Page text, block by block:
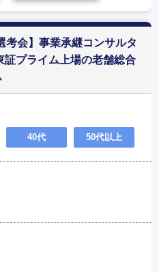
考会】事業承継コンサルタ
証プライム上場の老舗総合
40代 50代以上